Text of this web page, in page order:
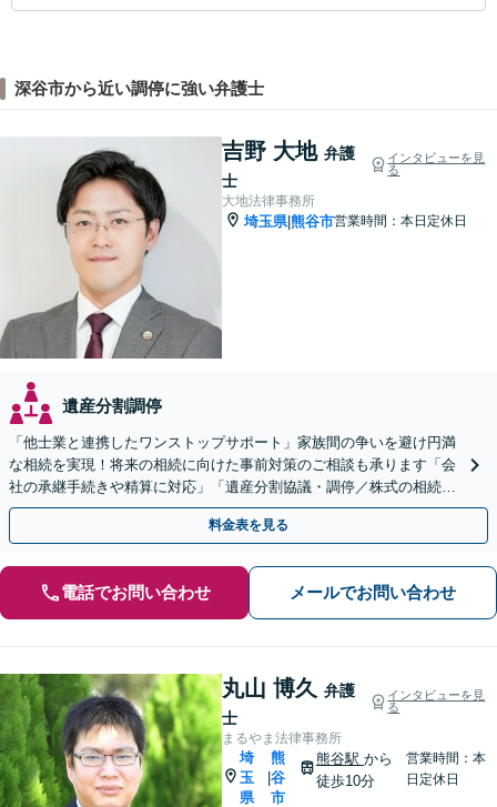
深谷市から近い調停に強い弁護士
吉野 大地 弁護
士
インタビューを見
る
大地法律事務所
埼玉県|熊谷市営業時間：本日定休日
遺産分割調停
「他士業と連携したワンストップサポート」家族間の争いを避け円満
な相続を実現！将来の相続に向けた事前対策のご相談も承ります「会
社の承継手続きや精算に対応」「遺産分割協議・調停／株式の相続／
使い込み／成年後見／遺言書作成など」
料金表を見る
電話でお問い合わせ メールでお問い合わせ
丸山 博久 弁護
士
インタビューを見
る
まるやま法律事務所
埼
玉
県
熊
谷
市
熊谷駅 から
徒歩10分
営業時間：本
日定休日